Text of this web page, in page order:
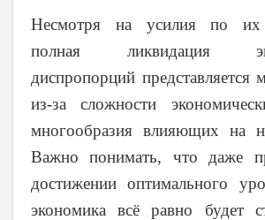
Несмотря на усилия по их
полная ликвидация
диспропорций представляется
из-за сложности
многообразия влияющих на
Важно понимать, что даже
достижении оптимального
экономика всё равно будет